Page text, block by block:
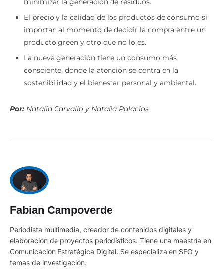
El precio y la calidad de los productos de consumo sí
importan al momento de decidir la compra entre un
producto green y otro que no lo es.
La nueva generación tiene un consumo más
consciente, donde la atención se centra en la
sostenibilidad y el bienestar personal y ambiental.
Fabian Campoverde
Periodista multimedia, creador de contenidos digitales y
elaboración de proyectos periodísticos. Tiene una maestría en
Comunicación Estratégica Digital. Se especializa en SEO y
temas de investigación.